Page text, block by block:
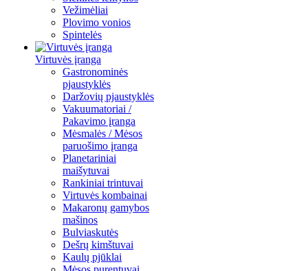
Vežimėliai
Plovimo vonios
Spintelės
Virtuvės įranga
Gastronominės
pjaustyklės
Daržovių pjaustyklės
Vakuumatoriai /
Pakavimo įranga
Mėsmalės / Mėsos
paruošimo įranga
Planetariniai
maišytuvai
Rankiniai trintuvai
Virtuvės kombainai
Makaronų gamybos
mašinos
Bulviaskutės
Dešrų kimštuvai
Kaulų pjūklai